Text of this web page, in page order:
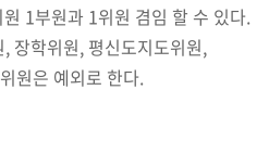
1부원과 1위원 겸임 할 수 있다.
장학위원, 평신도지도위원,
원은 예외로 한다.